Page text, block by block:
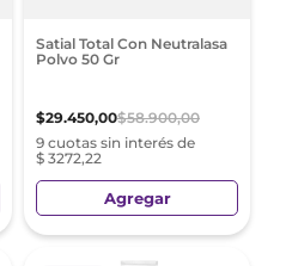
Satial Total Con Neutralasa
Polvo 50 Gr
$29.450,00$58.900,00
9 cuotas sin interés de
$ 3272,22
Agregar